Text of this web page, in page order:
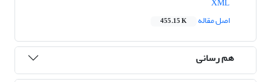
اصل مقاله
455.15 K
هم رسانی